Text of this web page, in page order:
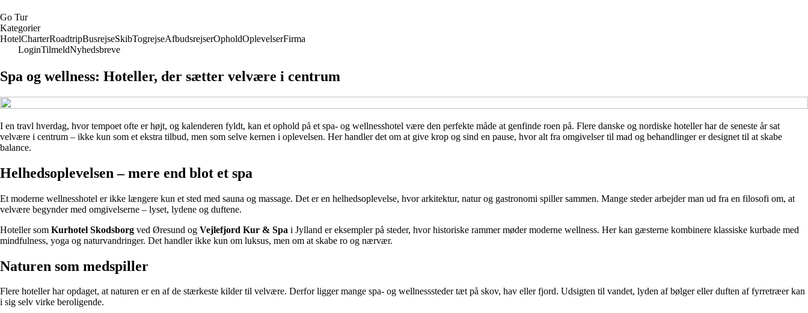
Go Tur
Kategorier
HotelCharterRoadtripBusrejseSkibTogrejseAfbudsrejserOpholdOplevelserFirma
LoginTilmeldNyhedsbreve
Spa og wellness: Hoteller, der sætter velvære i centrum
I en travl hverdag, hvor tempoet ofte er højt, og kalenderen fyldt, kan et ophold på et spa- og wellnesshotel være den perfekte måde at genfinde roen på. Flere danske og nordiske hoteller har de seneste år sat
velvære i centrum – ikke kun som et ekstra tilbud, men som selve kernen i oplevelsen. Her handler det om at give krop og sind en pause, hvor alt fra omgivelser til mad og behandlinger er designet til at skabe
balance.
Helhedsoplevelsen – mere end blot et spa
Et moderne wellnesshotel er ikke længere kun et sted med sauna og massage. Det er en helhedsoplevelse, hvor arkitektur, natur og gastronomi spiller sammen. Mange steder arbejder man ud fra en filosofi om, at
velvære begynder med omgivelserne – lyset, lydene og duftene.
Hoteller som Kurhotel Skodsborg ved Øresund og Vejlefjord Kur & Spa i Jylland er eksempler på steder, hvor historiske rammer møder moderne wellness. Her kan gæsterne kombinere klassiske kurbade med
mindfulness, yoga og naturvandringer. Det handler ikke kun om luksus, men om at skabe ro og nærvær.
Naturen som medspiller
Flere hoteller har opdaget, at naturen er en af de stærkeste kilder til velvære. Derfor ligger mange spa- og wellnesssteder tæt på skov, hav eller fjord. Udsigten til vandet, lyden af bølger eller duften af fyrretræer kan
i sig selv virke beroligende.